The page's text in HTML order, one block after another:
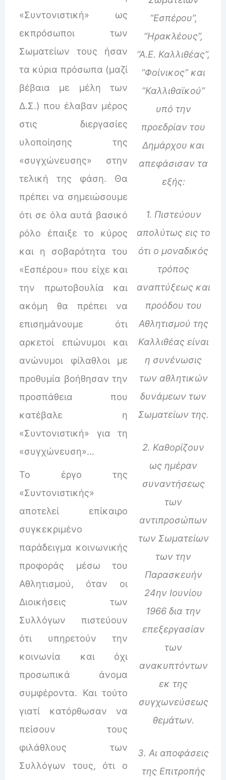
«Συντονιστική» ως
εκπρόσωποι των
Σωματείων τους ήσαν
τα κύρια πρόσωπα (μαζί
βέβαια με μέλη των
Δ.Σ.) που έλαβαν μέρος
στις διεργασίες
υλοποίησης της
«συγχώνευσης» στην
τελική της φάση. Θα
πρέπει να σημειώσουμε
ότι σε όλα αυτά βασικό
ρόλο έπαιξε το κύρος
και η σοβαρότητα του
«Εσπέρου» που είχε και
την πρωτοβουλία και
ακόμη θα πρέπει να
επισημάνουμε ότι
αρκετοί επώνυμοι και
ανώνυμοι φίλαθλοι με
προθυμία βοήθησαν την
προσπάθεια που
κατέβαλε η
«Συντονιστική» για τη
«συγχώνευση»…
Το έργο της
«Συντονιστικής»
αποτελεί επίκαιρο
συγκεκριμένο
παράδειγμα κοινωνικής
προφοράς μέσω του
Αθλητισμού, όταν οι
Διοικήσεις των
Συλλόγων πιστεύουν
ότι υπηρετούν την
κοινωνία και όχι
προσωπικά άνομα
συμφέροντα. Και τούτο
γιατί κατόρθωσαν να
πείσουν τους
φιλάθλους των
Συλλόγων τους, ότι ο
“Εσπέρου”,
“Ηρακλέους”,
“Α.Ε. Καλλιθέας”,
“Φοίνικος” και
“Καλλιθαϊκού”
υπό την
προεδρίαν του
Δημάρχου και
απεφάσισαν τα
εξής:
1. Πιστεύουν
απολύτως εις το
ότι ο μοναδικός
τρόπος
αναπτύξεως και
προόδου του
Αθλητισμού της
Καλλιθέας είναι
η συνένωσις
των αθλητικών
δυνάμεων των
Σωματείων της.
2. Καθορίζουν
ως ημέραν
συναντήσεως
των
αντιπροσώπων
των Σωματείων
των την
Παρασκευήν
24ην Ιουνίου
1966 δια την
επεξεργασίαν
των
ανακυπτόντων
εκ της
συγχωνεύσεως
θεμάτων.
3. Αι αποφάσεις
της Επιτροπής